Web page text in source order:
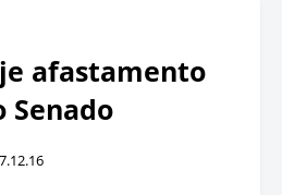
afastamento
Senado
7.12.16